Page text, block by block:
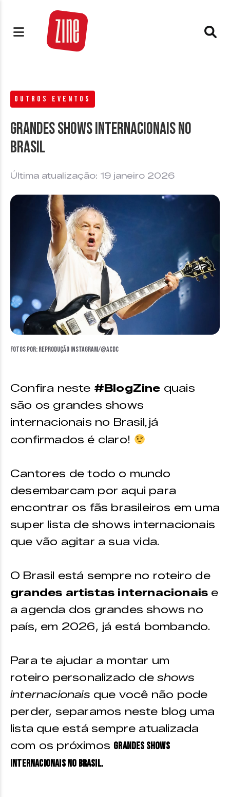
OUTROS EVENTOS
Grandes Shows Internacionais no
Brasil
Última atualização: 19 janeiro 2026
Fotos por: reprodução Instagram/@acdc
Confira neste #BlogZine quais
são os grandes shows
internacionais no Brasil, já
confirmados é claro!
Cantores de todo o mundo
desembarcam por aqui para
encontrar os fãs brasileiros em uma
super lista de shows internacionais
que vão agitar a sua vida.
O Brasil está sempre no roteiro de
grandes artistas internacionais e
a agenda dos grandes shows no
país, em 2026, já está bombando.
Para te ajudar a montar um
roteiro personalizado de shows
internacionais que você não pode
perder, separamos neste blog uma
lista que está sempre atualizada
com os próximos Grandes shows
internacionais no Brasil.